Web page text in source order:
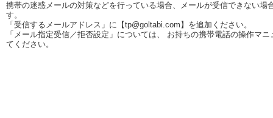
携帯の迷惑メールの対策などを行っている場合、メールが受信できない場
す。
「受信するメールアドレス」に【tp@goltabi.com】を追加ください。
「メール指定受信／拒否設定」については、 お持ちの携帯電話の操作マ
てください。